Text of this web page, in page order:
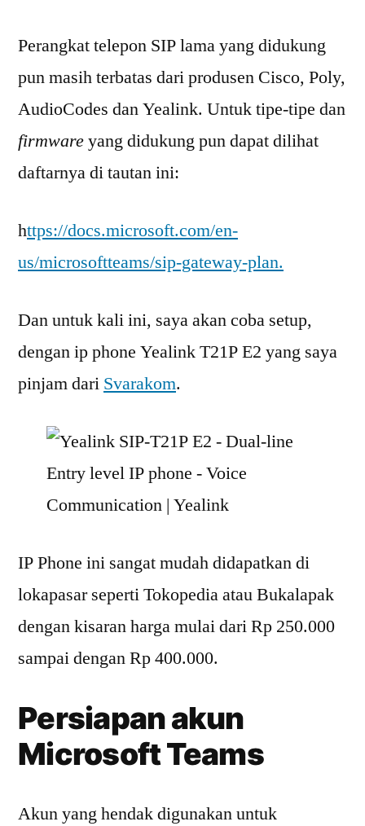
Perangkat telepon SIP lama yang didukung
pun masih terbatas dari produsen Cisco, Poly,
AudioCodes dan Yealink. Untuk tipe-tipe dan
firmwareyang didukung pun dapat dilihat
daftarnya di tautan ini:
https://docs.microsoft.com/en-
us/microsoftteams/sip-gateway-plan.
Dan untuk kali ini, saya akan coba setup,
dengan ip phone Yealink T21P E2 yang saya
pinjam dari Svarakom.
IP Phone ini sangat mudah didapatkan di
lokapasar seperti Tokopedia atau Bukalapak
dengan kisaran harga mulai dari Rp 250.000
sampai dengan Rp 400.000.
Persiapan akun
Microsoft Teams
Akun yang hendak digunakan untuk